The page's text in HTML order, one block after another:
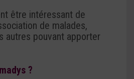
être intéressant de
de malades,
autres pouvant apporter
?